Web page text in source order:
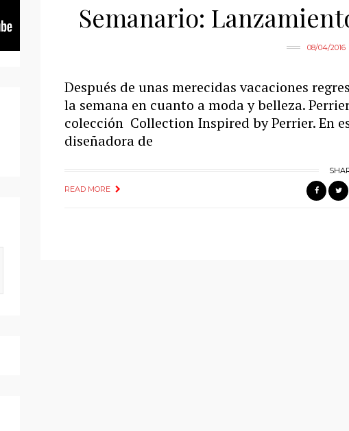
Semanario:
08/04/2016
Después de unas merecidas vacaciones
la semana en cuanto a moda y belleza.
colección Collection Inspired by Perrier. En
diseñadora de
READ MORE